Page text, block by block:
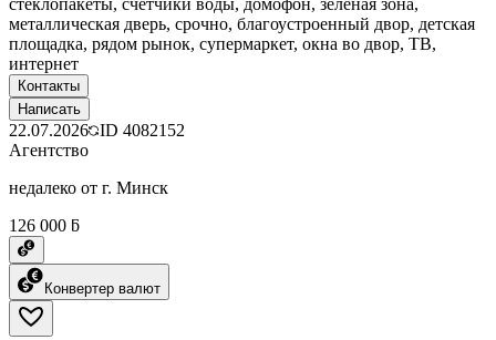
металлическая дверь, срочно, благоустроенный двор, детская
площадка, рядом рынок, супермаркет, окна во двор, ТВ,
интернет
Контакты
Написать
22.07.2026 ID 4082152
Агентство
недалеко от г. Минск
126 000 ƃ
Конвертер валют